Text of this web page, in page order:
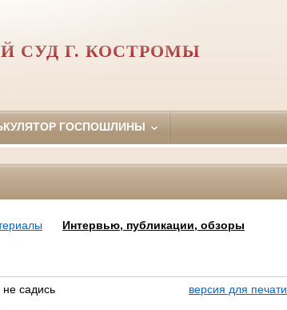
СУД Г. КОСТРОМЫ
ГОСПОШЛИНЫ
Интервью, публикации, обзоры
садись
версия для печати